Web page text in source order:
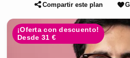
Compartir este plan
¡Oferta con descuento!
Desde 31 €